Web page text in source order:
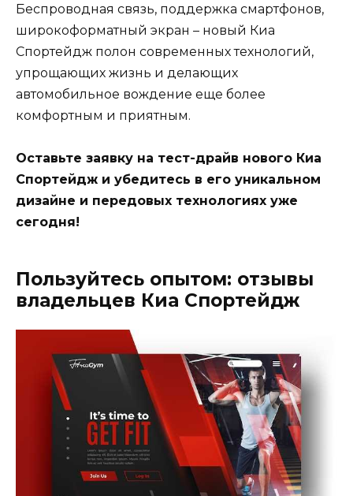
Беспроводная связь, поддержка смартфонов,
широкоформатный экран – новый Киа
Спортейдж полон современных технологий,
упрощающих жизнь и делающих
автомобильное вождение еще более
комфортным и приятным.
Оставьте заявку на тест-драйв нового Киа
Спортейдж и убедитесь в его уникальном
дизайне и передовых технологиях уже
сегодня!
Пользуйтесь опытом: отзывы
владельцев Киа Спортейдж